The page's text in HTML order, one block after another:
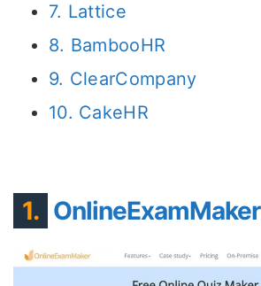
7. Lattice
8. BambooHR
9. ClearCompany
10. CakeHR
1. OnlineExamMaker